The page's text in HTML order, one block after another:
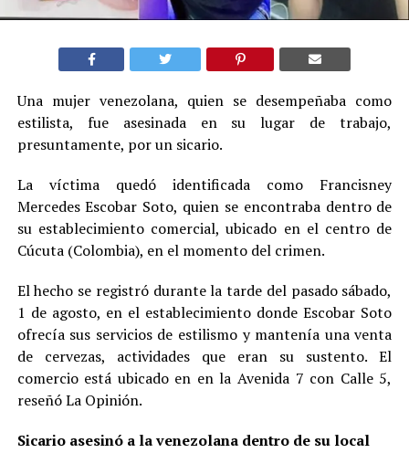
Una mujer venezolana, quien se desempeñaba como
estilista, fue asesinada en su lugar de trabajo,
presuntamente, por un sicario.
La víctima quedó identificada como Francisney
Mercedes Escobar Soto, quien se encontraba dentro de
su establecimiento comercial, ubicado en el centro de
Cúcuta (Colombia), en el momento del crimen.
El hecho se registró durante la tarde del pasado sábado,
1 de agosto, en el establecimiento donde Escobar Soto
ofrecía sus servicios de estilismo y mantenía una venta
de cervezas, actividades que eran su sustento. El
comercio está ubicado en en la Avenida 7 con Calle 5,
reseñó La Opinión.
Sicario asesinó a la venezolana dentro de su local